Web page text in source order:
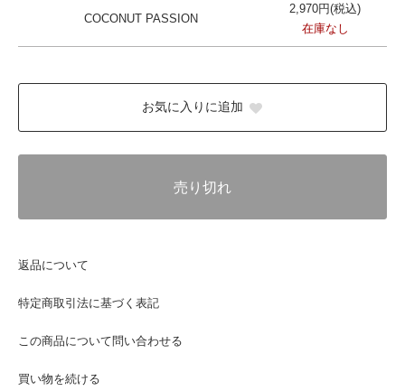
COCONUT PASSION
2,970円(税込)
在庫なし
お気に入りに追加
売り切れ
返品について
特定商取引法に基づく表記
この商品について問い合わせる
買い物を続ける